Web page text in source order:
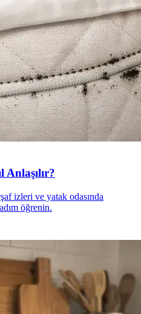
Anlaşılır?
izleri ve yatak odasında
öğrenin.